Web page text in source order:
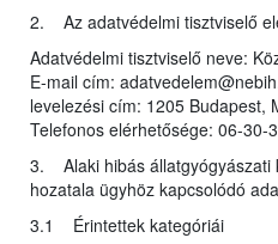
2. Az adatvédelmi tisztviselő
Adatvédelmi tisztviselő neve:
E-mail cím:
levelezési cím: 1205 Budapest,
Telefonos elérhetősége: 06-30-
3. Alaki hibás állatgyógyászati
hozatala ügyhöz kapcsolódó
3.1 Érintettek kategóriái